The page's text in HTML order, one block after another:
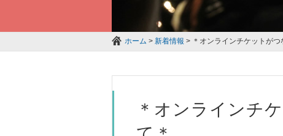
ホーム > 新着情報 > ＊オンラインチケットがつ
＊オンラインチ